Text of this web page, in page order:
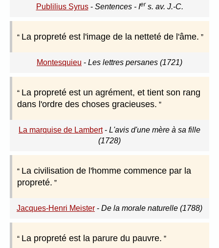
Publilius Syrus- Sentences - Ier s. av. J.-C.
La propreté est l'image de la netteté de l'âme.
Montesquieu - Les lettres persanes (1721)
La propreté est un agrément, et tient son rang
dans l'ordre des choses gracieuses.
La marquise de Lambert- L'avis d'une mère à sa fille
(1728)
La civilisation de l'homme commence par la
propreté.
Jacques-Henri Meister - De la morale naturelle (1788)
La propreté est la parure du pauvre.